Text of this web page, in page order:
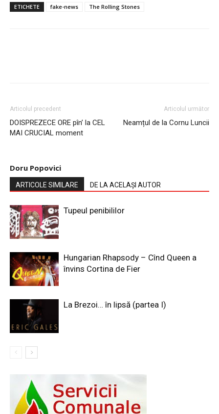
ETICHETE fake-news The Rolling Stones
Articolul precedent
DOISPREZECE ORE pîn’ la CEL
MAI CRUCIAL moment
Articolul următor
Neamțul de la Cornu Luncii
Doru Popovici
ARTICOLE SIMILARE DE LA ACELAȘI AUTOR
Tupeul penibililor
Hungarian Rhapsody – Cînd Queen a
învins Cortina de Fier
La Brezoi… în lipsă (partea I)